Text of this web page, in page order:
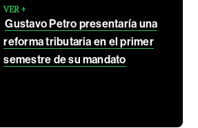
VER +
Gustavo Petro presentaría una
reforma tributaria en el primer
semestre de su mandato